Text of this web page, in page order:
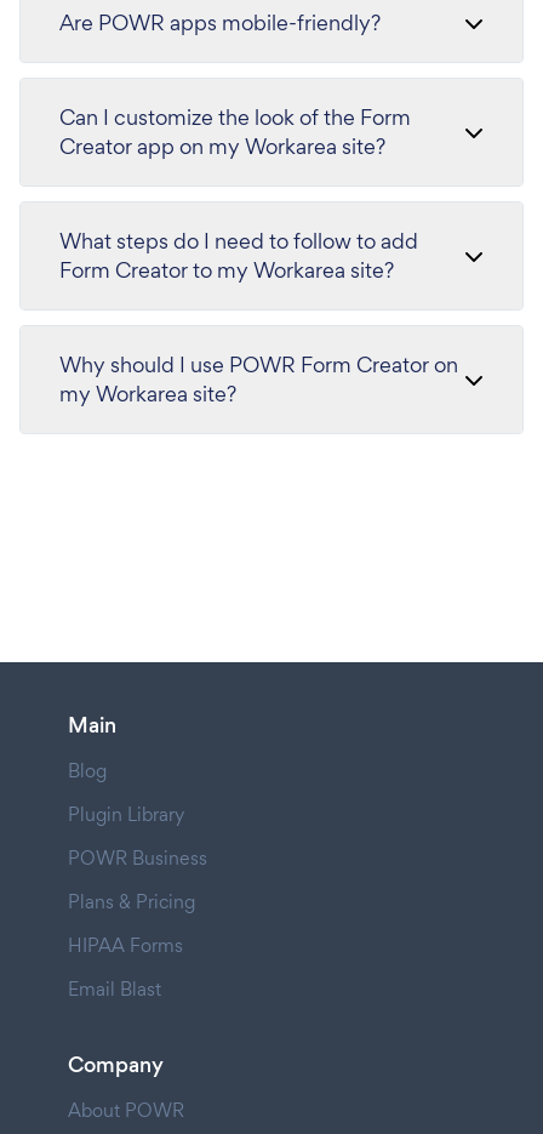
Are POWR apps mobile-friendly?
Can I customize the look of the Form
Creator app on my Workarea site?
What steps do I need to follow to add
Form Creator to my Workarea site?
Why should I use POWR Form Creator on
my Workarea site?
Main
Blog
Plugin Library
POWR Business
Plans & Pricing
HIPAA Forms
Email Blast
Company
About POWR